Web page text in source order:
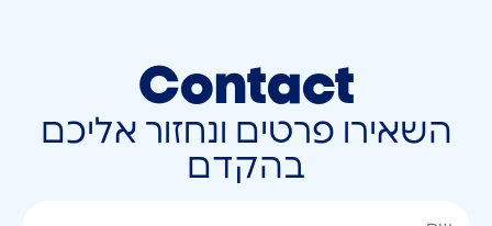
Contact
השאירו פרטים ונחזור אליכם
בהקדם